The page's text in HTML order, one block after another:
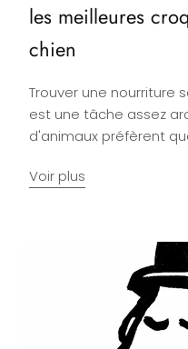
les meilleures
chien
Trouver une nourriture
est une tâche assez
d'animaux préfèrent
Voir plus